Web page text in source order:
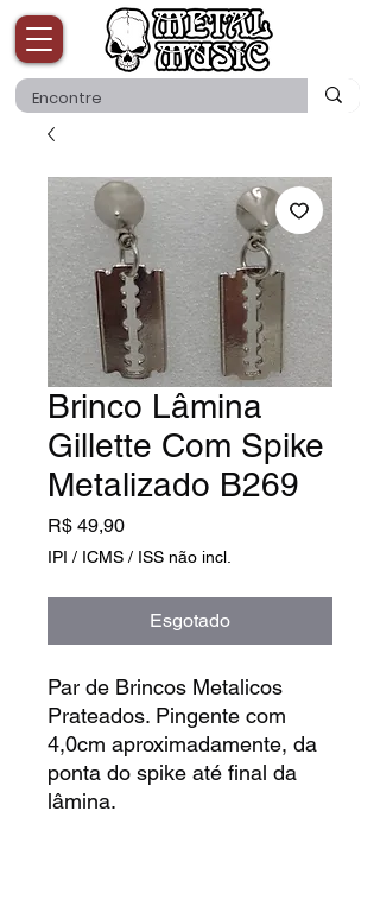
Brinco Lâmina
Gillette Com Spike
Metalizado B269
R$ 49,90Preço
IPI / ICMS / ISS não incl.
Esgotado
Par de Brincos Metalicos
Prateados. Pingente com
4,0cm aproximadamente, da
ponta do spike até final da
lâmina.